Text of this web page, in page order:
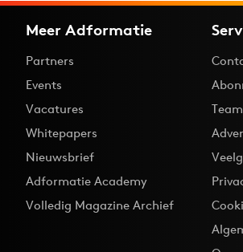
Meer Adformatie
Partners
Events
Vacatures
Whitepapers
Nieuwsbrief
Adformatie Academy
Volledig Magazine Archief